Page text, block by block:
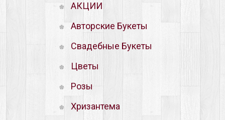
АКЦИИ
Авторские Букеты
Свадебные Букеты
Цветы
Розы
Хризантема